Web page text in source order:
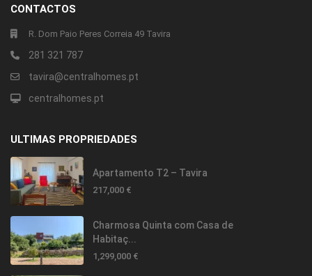
CONTACTOS
R. Dom Paio Peres Correia 49 Tavira
281 321 787
tavira@centralhomes.pt
centralhomes.pt
ULTIMAS PROPRIEDADES
Apartamento T2 – Tavira
217,000 €
Charmosa Quinta com Casa de
Habitaç...
1,299,000 €